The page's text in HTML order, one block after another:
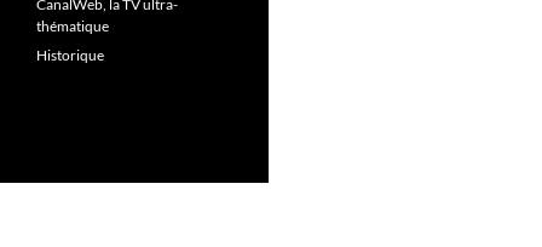
CanalWeb, la TV ultra-
thématique
Historique